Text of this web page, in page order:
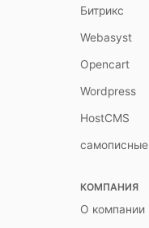
Битрикс
Webasyst
Opencart
Wordpress
HostCMS
самописные
КОМПАНИЯ
О компании